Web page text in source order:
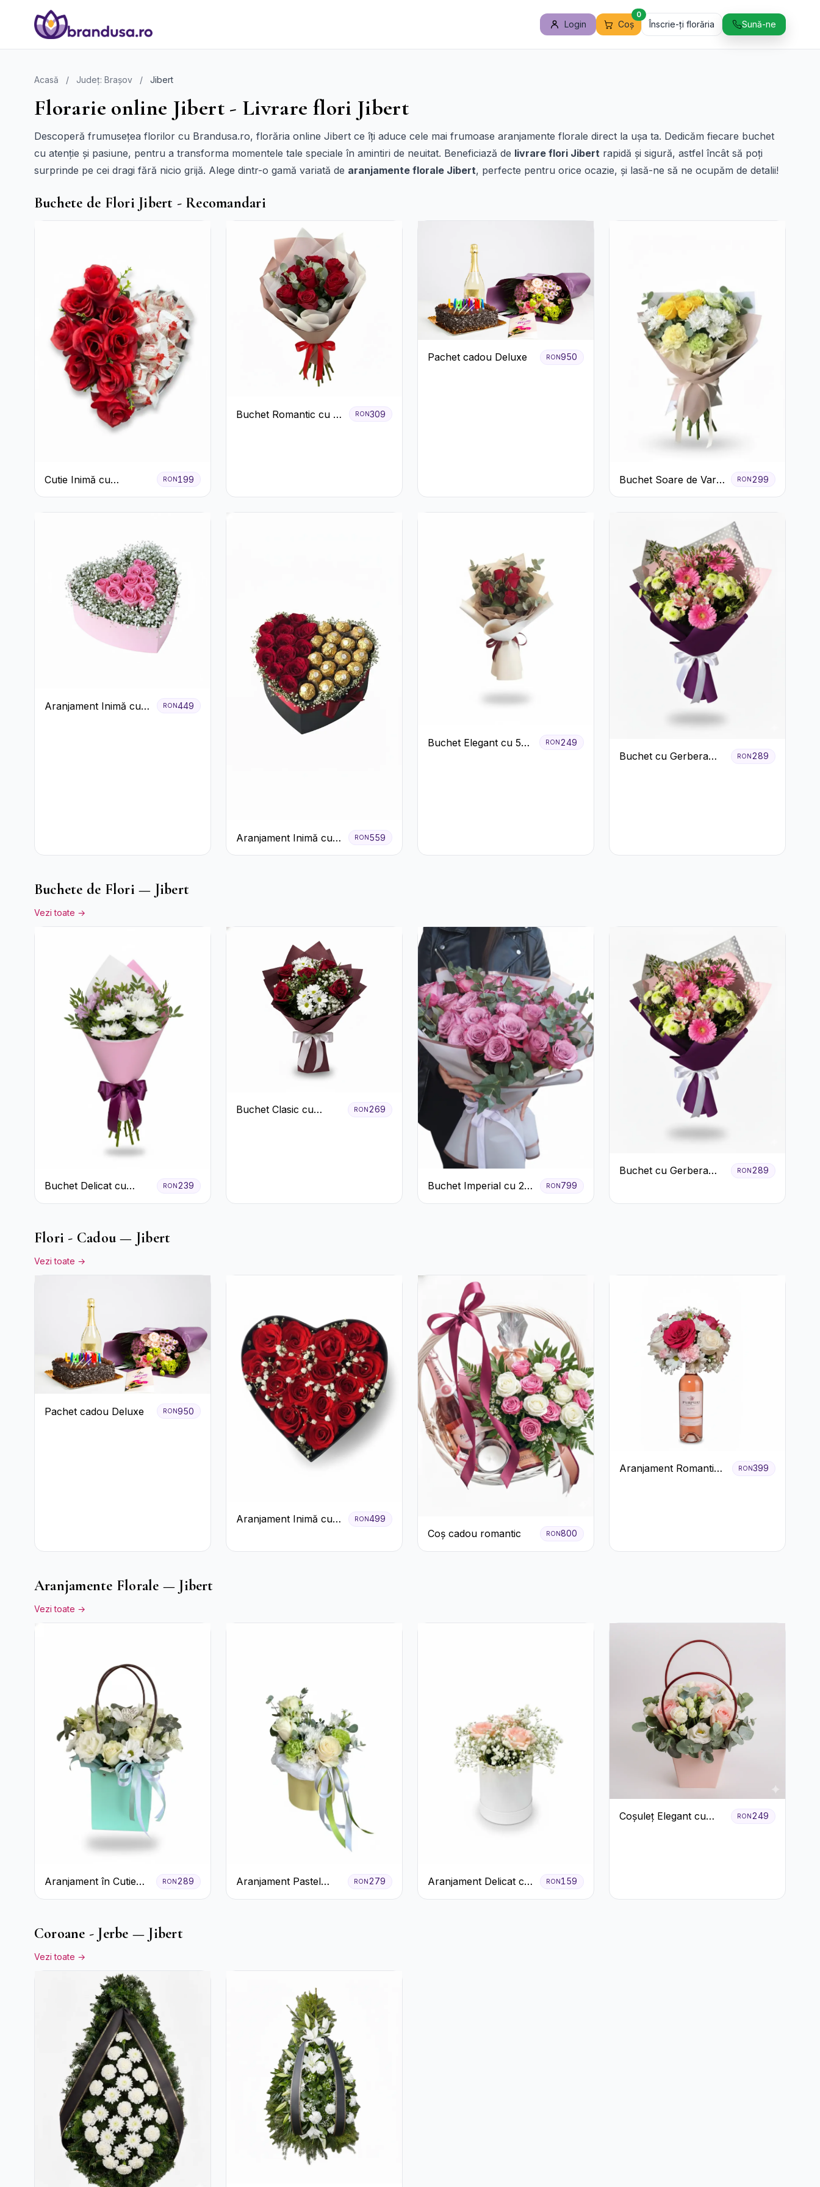
Login Coș
0
Înscrie-ți florăria Sună-ne
Acasă / Județ: Brașov / Jibert
Florarie online Jibert - Livrare flori Jibert
Descoperă frumusețea florilor cu Brandusa.ro, florăria online Jibert ce îți aduce cele mai frumoase aranjamente florale direct la ușa ta. Dedicăm fiecare buchet
cu atenție și pasiune, pentru a transforma momentele tale speciale în amintiri de neuitat. Beneficiază de livrare flori Jibert rapidă și sigură, astfel încât să poți
surprinde pe cei dragi fără nicio grijă. Alege dintr-o gamă variată de aranjamente florale Jibert, perfecte pentru orice ocazie, și lasă-ne să ne ocupăm de detalii!
Buchete de Flori Jibert - Recomandari
Cutie Inimă cu
Trandafiri Roșii și
RON199
Buchet Romantic cu 9
RON309
Pachet cadou Deluxe RON950
Buchet Soare de Vară
cu Trandafiri Galbeni
RON299
Aranjament Inimă cu
RON449
Aranjament Inimă cu
Trandafiri Roșii și
RON 559
Buchet Elegant cu 5
RON 249
Buchet cu Gerbera
RON289
Buchete de Flori — Jibert
Vezi toate →
Buchet Delicat cu
Crizanteme Albe și
RON239
Buchet Clasic cu
RON269
Buchet Imperial cu 25
Trandafiri
RON799
Buchet cu Gerbera
RON289
Flori - Cadou — Jibert
Vezi toate →
Pachet cadou Deluxe RON950
Aranjament Inimă cu
Floarea Miresei
RON499
Coș cadou romantic RON800
Aranjament Romantic
RON399
Aranjamente Florale — Jibert
Vezi toate →
Aranjament în Cutie
Verde Mentă cu
Alstroemeria
RON289
Aranjament Pastel
Verde în Cutie Galben
RON279
Aranjament Delicat cu
3 Trandafiri Roz în
RON159
Coșuleț Elegant cu
RON249
Coroane - Jerbe — Jibert
Vezi toate →